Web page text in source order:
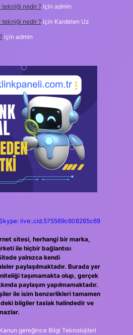
nedir ?için admin
nedir ?için Kardelen Uz
için admin
Skype: live:.cid.575569c608265c69
sitesi, herhangi bir marka,
ile hiçbir bağlantısı
yalnızca kendi
paylaşılmaktadır. Burada yer
taşımamakta olup, gerçek
paylaşım yapılmamaktadır.
ile isim benzerlikleri tamamen
bilgiler taslak halindedir ve
gereğince Bilgi Teknolojileri